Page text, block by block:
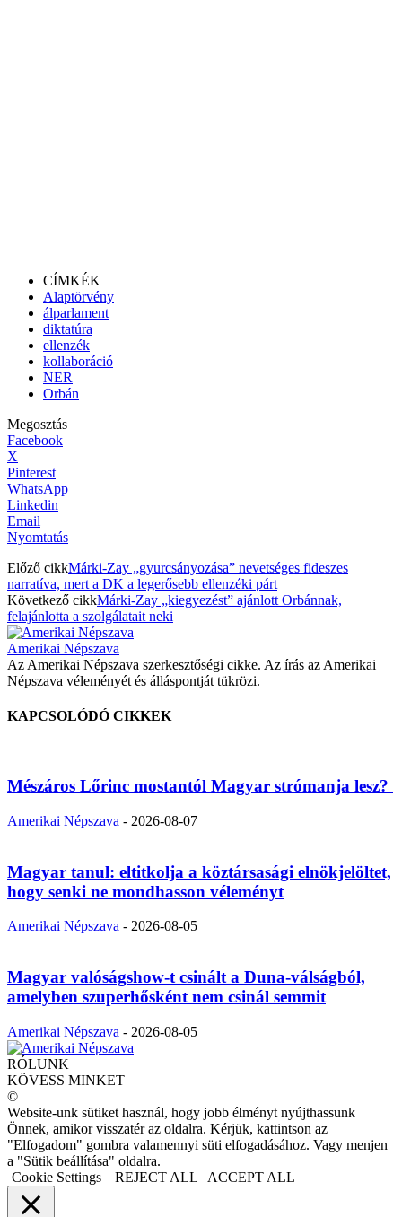
CÍMKÉK
Alaptörvény
álparlament
diktatúra
ellenzék
kollaboráció
NER
Orbán
Megosztás
Facebook
X
Pinterest
WhatsApp
Linkedin
Email
Nyomtatás
Előző cikkMárki-Zay „gyurcsányozása” nevetséges fideszes
narratíva, mert a DK a legerősebb ellenzéki párt
Következő cikkMárki-Zay „kiegyezést” ajánlott Orbánnak,
felajánlotta a szolgálatait neki
Amerikai Népszava
Az Amerikai Népszava szerkesztőségi cikke. Az írás az Amerikai
Népszava véleményét és álláspontját tükrözi.
KAPCSOLÓDÓ CIKKEK
Mészáros Lőrinc mostantól Magyar strómanja lesz?
Amerikai Népszava - 2026-08-07
Magyar tanul: eltitkolja a köztársasági elnökjelöltet,
hogy senki ne mondhasson véleményt
Amerikai Népszava - 2026-08-05
Magyar valóságshow-t csinált a Duna-válságból,
amelyben szuperhősként nem csinál semmit
Amerikai Népszava - 2026-08-05
RÓLUNK
KÖVESS MINKET
©
Website-unk sütiket használ, hogy jobb élményt nyújthassunk
Önnek, amikor visszatér az oldalra. Kérjük, kattintson az
"Elfogadom" gombra valamennyi süti elfogadásához. Vagy menjen
a "Sütik beállítása" oldalra.
Cookie Settings
REJECT ALL ACCEPT ALL